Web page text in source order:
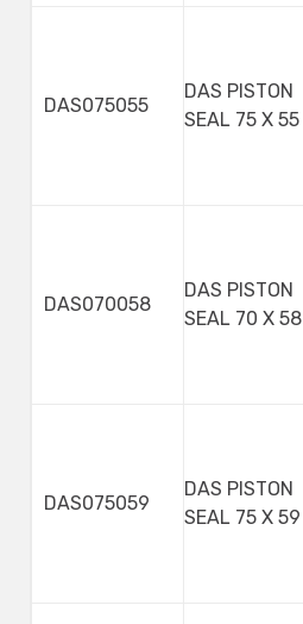
DAS075055
DAS PISTON
SEAL 75 X 55
DAS070058
DAS PISTON
SEAL 70 X 58
DAS075059
DAS PISTON
SEAL 75 X 59